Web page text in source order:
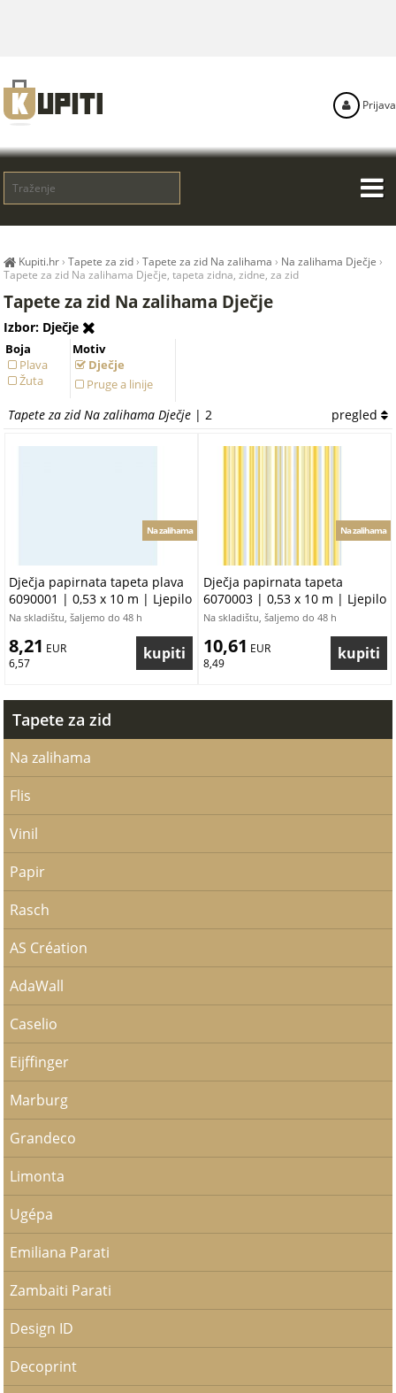
Kupiti.hr›Tapete za zid ›Tapete za zid Na zalihama › Na zalihama Dječje ›
Tapete za zid Na zalihama Dječje, tapeta zidna, zidne, za zid
Tapete za zid Na zalihama Dječje
Izbor: Dječje
Boja
Plava
Žuta
Motiv
Dječje
Pruge a linije
Tapete za zid Na zalihama Dječje | 2 pregled
Dječja papirnata tapeta plava
6090001 | 0,53 x 10 m | Ljepilo
besplatno
Na zalihama
Na skladištu, šaljemo do 48 h
8,21 EUR
6,57
Dječja papirnata tapeta
6070003 | 0,53 x 10 m | Ljepilo
besplatno
Na zalihama
Na skladištu, šaljemo do 48 h
10,61 EUR
8,49
Tapete za zid
Na zalihama
Flis
Vinil
Papir
Rasch
AS Création
AdaWall
Caselio
Eijffinger
Marburg
Grandeco
Limonta
Ugépa
Emiliana Parati
Zambaiti Parati
Design ID
Decoprint
Prijava